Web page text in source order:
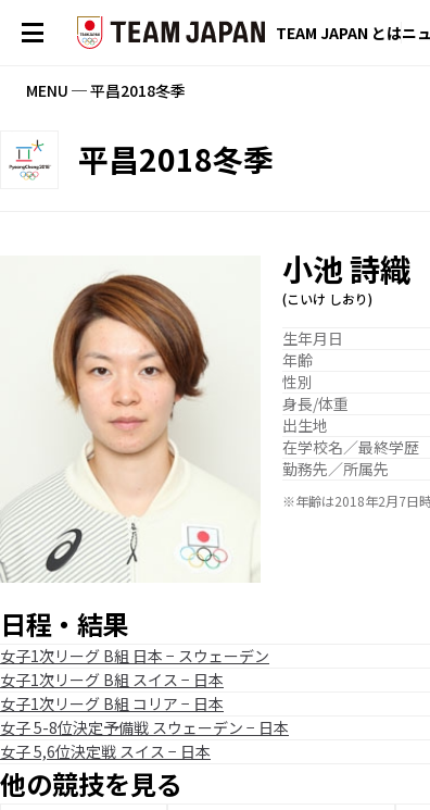
TEAM JAPAN とはニ
MENU ─ 平昌2018冬季
平昌2018冬季
小池 詩織
(こいけ しおり)
生年月日
年齢
性別
身長/体重
出生地
在学校名／最終学歴
勤務先／所属先
※年齢は2018年2月7日
日程・結果
女子1次リーグ B組 日本 − スウェーデン
女子1次リーグ B組 スイス − 日本
女子1次リーグ B組 コリア − 日本
女子 5-8位決定予備戦 スウェーデン − 日本
女子 5,6位決定戦 スイス − 日本
他の競技を見る